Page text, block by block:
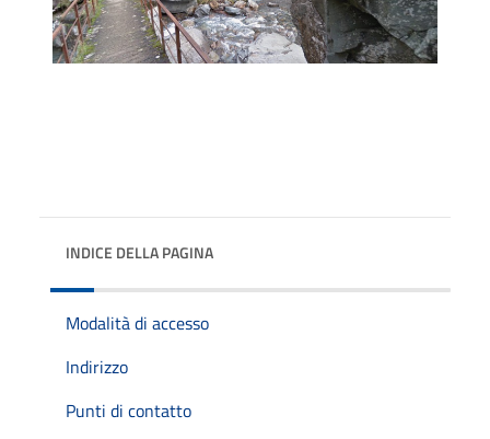
INDICE DELLA PAGINA
Modalità di accesso
Indirizzo
Punti di contatto